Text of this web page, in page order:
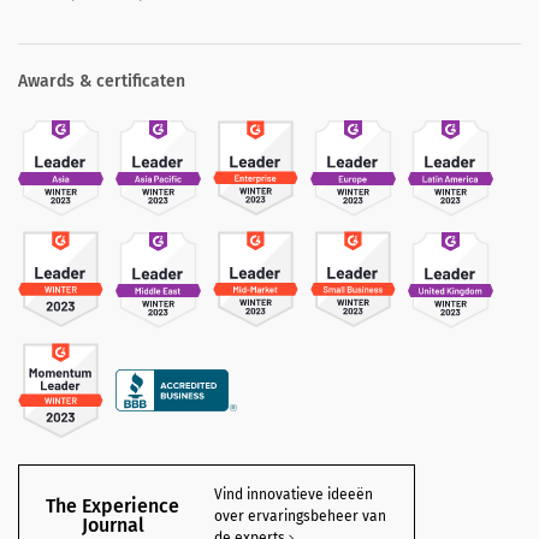
Awards & certificaten
The Experience
Journal
Vind innovatieve ideeën
over ervaringsbeheer van